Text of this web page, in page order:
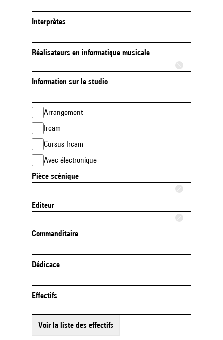
Interprètes
Réalisateurs en informatique musicale
Information sur le studio
Arrangement
Ircam
Cursus Ircam
Avec électronique
Pièce scénique
Editeur
Commanditaire
Dédicace
Effectifs
Voir la liste des effectifs